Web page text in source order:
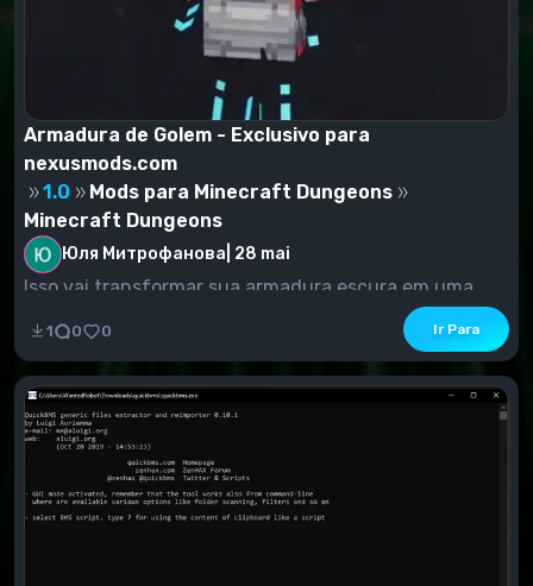
Armadura de Golem - Exclusivo para
nexusmods.com
1.0
Mods para Minecraft Dungeons
Minecraft Dungeons
Юля Митрофанова 28 mai
Isso vai transformar sua armadura escura em uma
armadura de golem.Conteúdo exclusivo para
www.nexusm...
1 0 0 Ir Para